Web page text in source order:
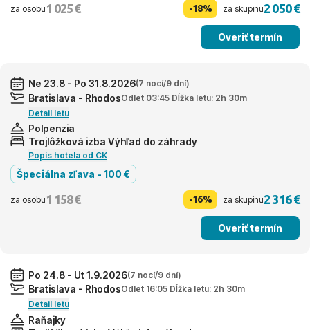
za osobu 1 025 € -18% za skupinu2 050 €
Overiť termín
Ne 23.8 - Po 31.8.2026(7 nocí/9 dní)
Bratislava - RhodosOdlet 03:45 Dĺžka letu: 2h 30m
Detail letu
Polpenzia
Trojlôžková izba Výhľad do záhrady
Popis hotela od CK
Špeciálna zľava - 100 €
za osobu 1 158 € -16% za skupinu2 316 €
Overiť termín
Po 24.8 - Ut 1.9.2026(7 nocí/9 dní)
Bratislava - RhodosOdlet 16:05 Dĺžka letu: 2h 30m
Detail letu
Raňajky